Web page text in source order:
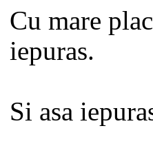
Cu mare
iepuras.
Si asa